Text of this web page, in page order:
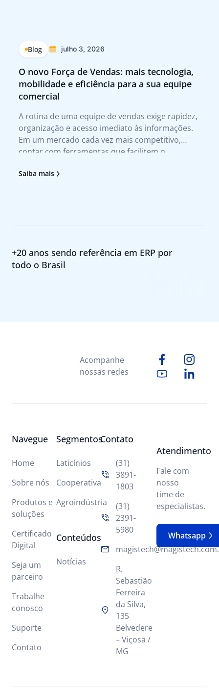
Blog julho 3, 2026
O novo Força de Vendas: mais tecnologia,
mobilidade e eficiência para a sua equipe
comercial
A rotina de uma equipe de vendas exige rapidez,
organização e acesso imediato às informações.
Em um mercado cada vez mais competitivo,
contar com ferramentas que facilitem o
decisão deixou de ser um diferencial para se
Saiba mais
+20 anos sendo referência em ERP por
todo o Brasil
Acompanhe
nossas redes
Navegue
Home
Sobre nós
Produtos e
soluções
Certificado
Digital
Seja um
parceiro
Trabalhe
conosco
Suporte
Contato
Segmentos
Laticínios
Cooperativa
Agroindústria
Conteúdos
Notícias
Contato
(31)
3891-
1803
(31)
2391-
5980
R.
Sebastião
Ferreira
da Silva,
135
Belvedere
– Viçosa /
MG
Atendimento
Fale com
nosso
time de
especialistas.
Whatsapp